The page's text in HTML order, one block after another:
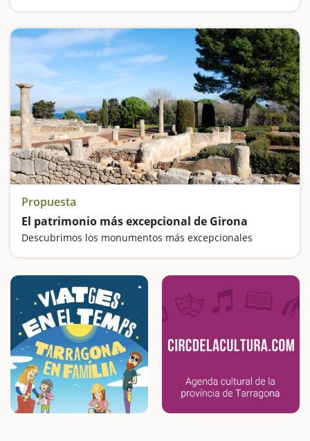
Propuesta
El patrimonio más excepcional de Girona
Descubrimos los monumentos más excepcionales